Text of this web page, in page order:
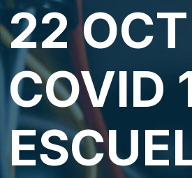
22
COVID